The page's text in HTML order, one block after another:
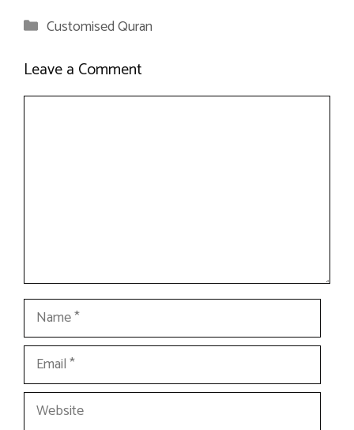
Categories
Customised Quran
Leave a Comment
Name
Email
Website